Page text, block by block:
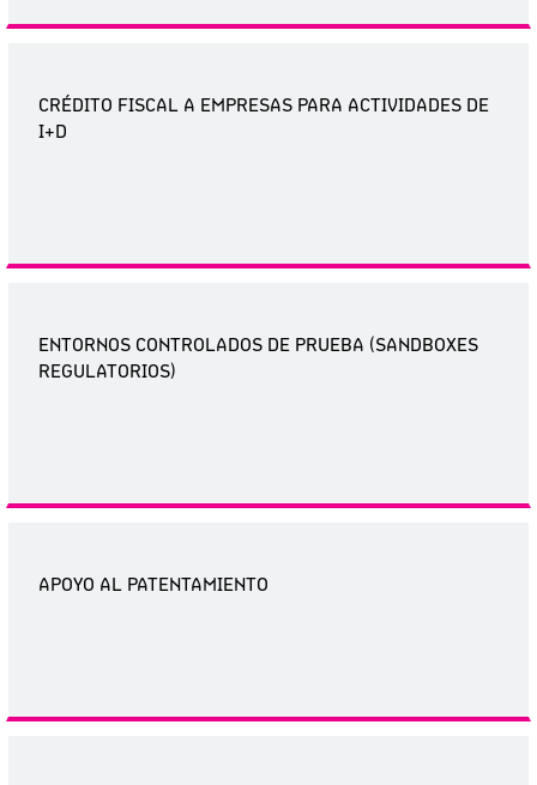
CRÉDITO FISCAL A EMPRESAS PARA ACTIVIDADES DE
I+D
ENTORNOS CONTROLADOS DE PRUEBA (SANDBOXES
REGULATORIOS)
APOYO AL PATENTAMIENTO